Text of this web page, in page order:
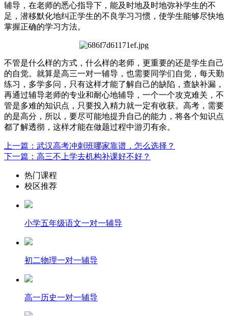
辅导，在老师的悉心指导下，能及时地及时地弥补学生的不
足，潜移默化地纠正学生的不良学习习惯，使学生能够尽快地
掌握正确的学习方法。
不管是什么样的方式，什么样的老师，更重要的还是学生自己
的自觉。就算是高三一对一辅导，也需要同学们自觉，每天勤
练习，多学多问，只有这样才能了解自己的缺陷，查缺补漏，
再通过辅导老师的专业和耐心地辅导，一个一个攻克难关，不
管是多难的知识点，只要投入精力就一定有收获。高考，需要
的是高分，所以，要尽可能地提升自己的能力，将各个知识点
都了解透彻，这样才能在做题过程中游刃有余。
上一篇：武汉高考冲刺班哪家靠谱，怎么选择？
下一篇：高三不上学去机构补课好不好？
热门课程
校区推荐
小学五年级语文一对一辅导
初二物理一对一辅导
高一历史一对一辅导